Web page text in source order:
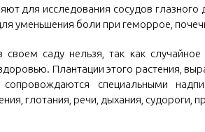
для исследования сосудов
уменьшения боли при геморрое,
своем саду нельзя, так как
Плантации этого растения,
специальными
глотания, речи, дыхания, судороги,